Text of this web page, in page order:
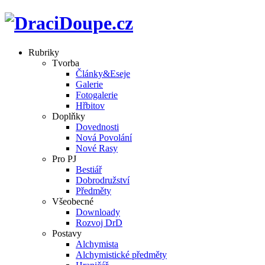
Rubriky
Tvorba
Články&Eseje
Galerie
Fotogalerie
Hřbitov
Doplňky
Dovednosti
Nová Povolání
Nové Rasy
Pro PJ
Bestiář
Dobrodružství
Předměty
Všeobecné
Downloady
Rozvoj DrD
Postavy
Alchymista
Alchymistické předměty